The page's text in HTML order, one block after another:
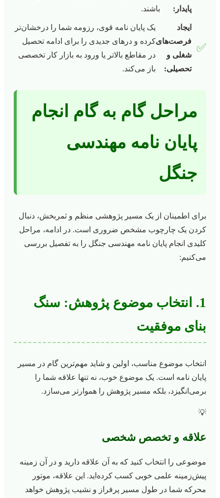
پایدار:
باشند.
✅
ایجاد
فرصت‌های
شغلی و
تحصیلی:
یک پایان نامه قوی، رزومه شما را درخشان‌تر
کرده و درهای جدیدی را برای ادامه تحصیل
در مقاطع بالاتر یا ورود به بازار کار تخصصی
باز می‌کند.
مراحل گام به گام انجام
پایان نامه مهندسی
جنگل
برای اطمینان از یک مسیر پژوهشی منظم و ثمربخش، دنبال
کردن یک چارچوب مشخص ضروری است. در ادامه، مراحل
کلیدی انجام پایان نامه مهندسی جنگل را به تفصیل بررسی
می‌کنیم:
1. انتخاب موضوع پژوهش: سنگ
بنای موفقیت
انتخاب موضوع مناسب، اولین و شاید مهم‌ترین گام در مسیر
پایان نامه است. یک موضوع خوب، نه تنها علاقه شما را
برمی‌انگیزد، بلکه مسیر پژوهش را هموارتر می‌سازد.
💡
علاقه و تخصص شخصی
موضوعی را انتخاب کنید که به آن علاقه دارید و در آن زمینه
پیش‌زمینه علمی خوبی کسب کرده‌اید. این علاقه، موتور
محرکه شما در طول مسیر پرفراز و نشیب پژوهش خواهد